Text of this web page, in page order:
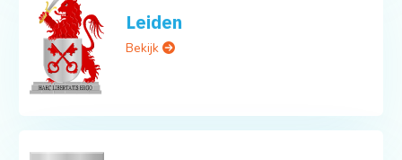
Leiden
Bekijk